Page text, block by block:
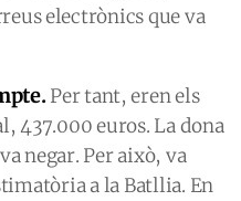
electrònics que va
Per tant, eren els
437.000 euros. La dona
negar. Per això, va
a la Batllia. En